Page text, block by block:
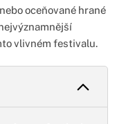
oceňované hrané
vlivném festivalu.